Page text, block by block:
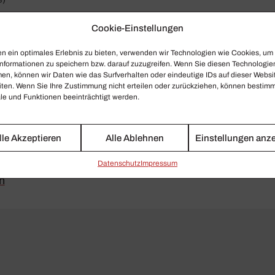
Cookie-Einstellungen
ein optimales Erlebnis zu bieten, verwenden wir Technologien wie Cookies, um
zu speichern bzw. darauf zuzugreifen. Wenn Sie diesen
können wir Daten wie das Surfverhalten oder eindeutige IDs auf dieser
Wenn Sie Ihre Zustimmung nicht erteilen oder zurückziehen, können
und Funktionen beeinträchtigt werden.
Akzeptieren Alle Ablehnen Einstellungen
Daten­schutzImpressum
Gstaad liegt das sonnen­ver­wöhnte Dörf­chen
meisten Künstler während des Festi­vals. Freund­lich,
in diesem Haus schwei­ze­ri­sche Qualität.
im Chalet-Stil. Der Well­ness­be­reich mit zwei
Quadrat­meter, und die Gastro­nomie lockt mit
Foto: © trap​visor​.ch)
zum Hotel Ermitage sowie Spezialangeboten unter: